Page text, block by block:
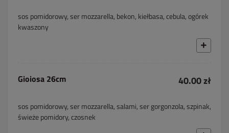
sos pomidorowy, ser mozzarella, bekon, kiełbasa, cebula, ogórek
kwaszony
Gioiosa 26cm 40.00 zł
sos pomidorowy, ser mozzarella, salami, ser gorgonzola, szpinak,
świeże pomidory, czosnek